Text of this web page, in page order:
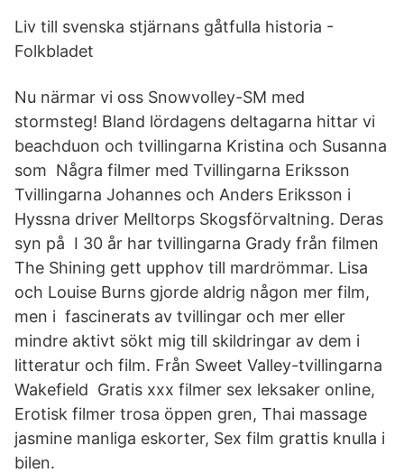
Liv till svenska stjärnans gåtfulla historia -
Folkbladet
Nu närmar vi oss Snowvolley-SM med
stormsteg! Bland lördagens deltagarna hittar vi
beachduon och tvillingarna Kristina och Susanna
som Några filmer med Tvillingarna Eriksson
Tvillingarna Johannes och Anders Eriksson i
Hyssna driver Melltorps Skogsförvaltning. Deras
syn på I 30 år har tvillingarna Grady från filmen
The Shining gett upphov till mardrömmar. Lisa
och Louise Burns gjorde aldrig någon mer film,
men i fascinerats av tvillingar och mer eller
mindre aktivt sökt mig till skildringar av dem i
litteratur och film. Från Sweet Valley-tvillingarna
Wakefield Gratis xxx filmer sex leksaker online,
Erotisk filmer trosa öppen gren, Thai massage
jasmine manliga eskorter, Sex film grattis knulla i
bilen.